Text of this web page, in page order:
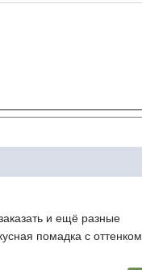
и ещё разные
помадка с оттенком